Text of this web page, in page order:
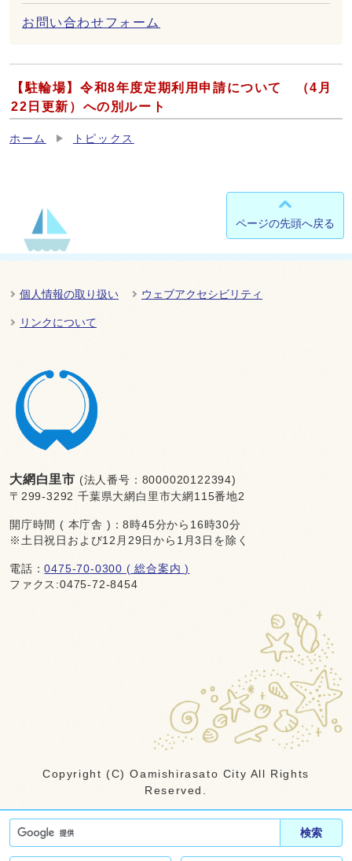
検索
お問い合わせフォーム
【駐輪場】令和8年度定期利用申請について （4月
22日更新）への別ルート
ホーム トピックス
ページの先頭へ戻る
個人情報の取り扱い ウェブアクセシビリティ
リンクについて
大網白里市 (法人番号：8000020122394)
〒299-3292 千葉県大網白里市大網115番地2
開庁時間 ( 本庁舎 )：8時45分から16時30分
※土日祝日および12月29日から1月3日を除く
電話：0475-70-0300 ( 総合案内 )
ファクス:0475-72-8454
Copyright (C) Oamishirasato City All Rights
Reserved.